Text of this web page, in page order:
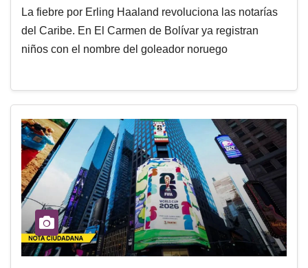
La fiebre por Erling Haaland revoluciona las notarías
del Caribe. En El Carmen de Bolívar ya registran
niños con el nombre del goleador noruego